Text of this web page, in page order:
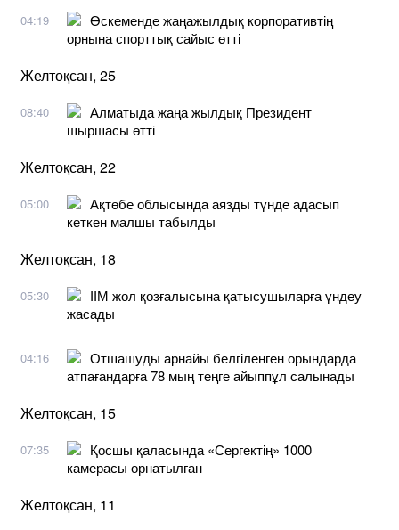
04:19
Өскеменде жаңажылдық корпоративтің
орнына спорттық сайыс өтті
Желтоқсан, 25
08:40
Алматыда жаңа жылдық Президент
шыршасы өтті
Желтоқсан, 22
05:00
Ақтөбе облысында аязды түнде адасып
кеткен малшы табылды
Желтоқсан, 18
05:30
ІІМ жол қозғалысына қатысушыларға үндеу
жасады
04:16
Отшашуды арнайы белгіленген орындарда
атпағандарға 78 мың теңге айыппұл салынады
Желтоқсан, 15
07:35
Қосшы қаласында «Сергектің» 1000
камерасы орнатылған
Желтоқсан, 11